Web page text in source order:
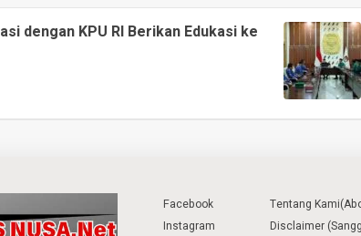
dengan KPU RI Berikan Edukasi ke
Facebook
Instagram
Tentang
Disclaimer